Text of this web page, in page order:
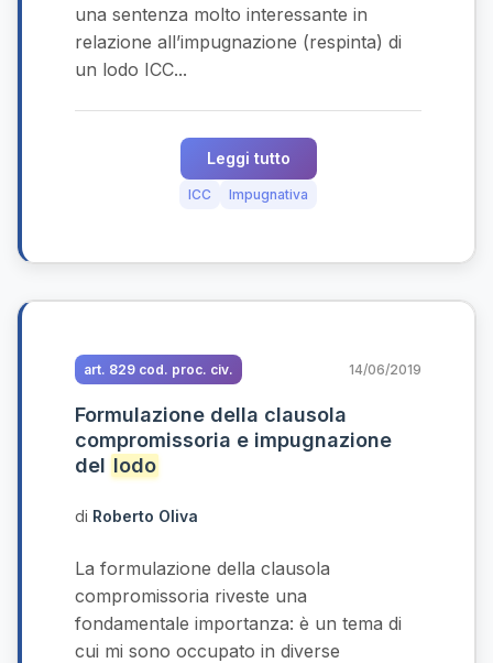
una sentenza molto interessante in
relazione all’impugnazione (respinta) di
un lodo ICC...
Leggi tutto
ICC Impugnativa
art. 829 cod. proc. civ. 14/06/2019
Formulazione della clausola
compromissoria e impugnazione
del lodo
di Roberto Oliva
La formulazione della clausola
compromissoria riveste una
fondamentale importanza: è un tema di
cui mi sono occupato in diverse